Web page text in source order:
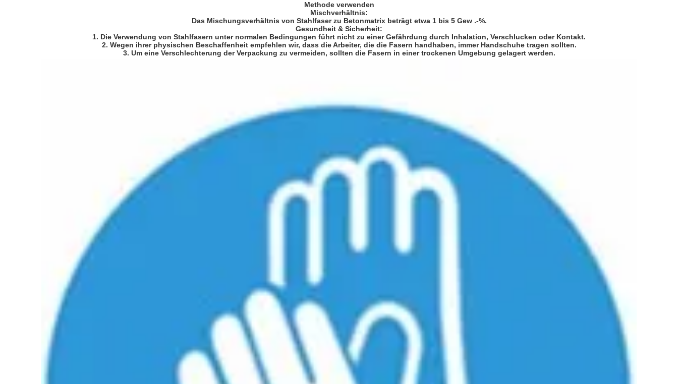
Methode verwenden
Mischverhältnis:
Das Mischungsverhältnis von Stahlfaser zu Betonmatrix beträgt etwa 1 bis 5 Gew .-%.
Gesundheit & Sicherheit:
1. Die Verwendung von Stahlfasern unter normalen Bedingungen führt nicht zu einer Gefährdung durch Inhalation, Verschlucken oder Kontakt.
2. Wegen ihrer physischen Beschaffenheit empfehlen wir, dass die Arbeiter, die die Fasern handhaben, immer Handschuhe tragen sollten.
3. Um eine Verschlechterung der Verpackung zu vermeiden, sollten die Fasern in einer trockenen Umgebung gelagert werden.